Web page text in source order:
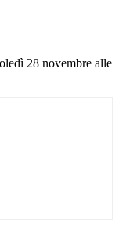
28 novembre alle